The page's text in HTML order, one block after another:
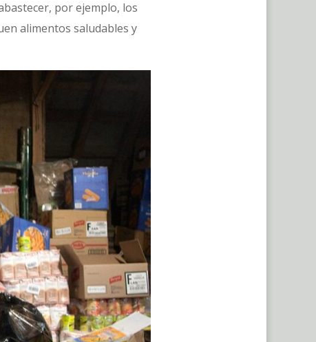
por ejemplo, los
alimentos saludables y